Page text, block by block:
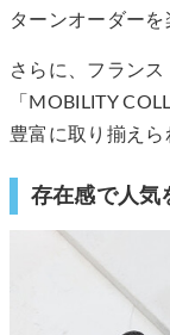
ターンオーダーを
さらに、フラン
「MOBILITY
豊富に取り揃えら
存在感で人気